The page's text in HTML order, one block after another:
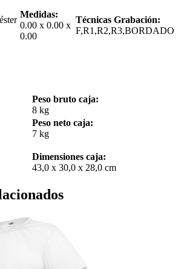
Medidas:
0.00 x 0.00 x
0.00
Técnicas Grabación:
F,R1,R2,R3,BORDADO
Peso bruto caja:
8 kg
Peso neto caja:
7 kg
Dimensiones caja:
43,0 x 30,0 x 28,0 cm